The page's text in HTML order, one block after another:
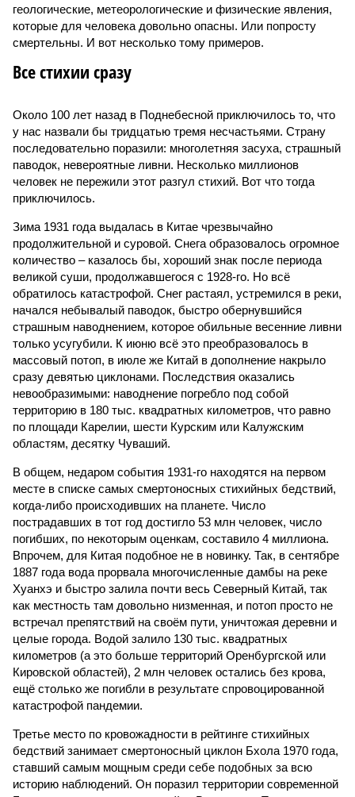
геологические, метеорологические и физические явления,
которые для человека довольно опасны. Или попросту
смертельны. И вот несколько тому примеров.
Все стихии сразу
Около 100 лет назад в Поднебесной приключилось то, что
у нас назвали бы тридцатью тремя несчастьями. Страну
последовательно поразили: многолетняя засуха, страшный
паводок, невероятные ливни. Несколько миллионов
человек не пережили этот разгул стихий. Вот что тогда
приключилось.
Зима 1931 года выдалась в Китае чрезвычайно
продолжительной и суровой. Снега образовалось огромное
количество – казалось бы, хороший знак после периода
великой суши, продолжавшегося с 1928-го. Но всё
обратилось катастрофой. Снег растаял, устремился в реки,
начался небывалый паводок, быстро обернувшийся
страшным наводнением, которое обильные весенние ливни
только усугубили. К июню всё это преобразовалось в
массовый потоп, в июле же Китай в дополнение накрыло
сразу девятью циклонами. Последствия оказались
невообразимыми: наводнение погребло под собой
территорию в 180 тыс. квадратных километров, что равно
по площади Карелии, шести Курским или Калужским
областям, десятку Чуваший.
В общем, недаром события 1931-го находятся на первом
месте в списке самых смертоносных стихийных бедствий,
когда-либо происходивших на планете. Число
пострадавших в тот год достигло 53 млн человек, число
погибших, по некоторым оценкам, составило 4 миллиона.
Впрочем, для Китая подобное не в новинку. Так, в сентябре
1887 года вода прорвала многочисленные дамбы на реке
Хуанхэ и быстро залила почти весь Северный Китай, так
как местность там довольно низменная, и потоп просто не
встречал препятствий на своём пути, уничтожая деревни и
целые города. Водой залило 130 тыс. квадратных
километров (а это больше территорий Оренбургской или
Кировской областей), 2 млн человек остались без крова,
ещё столько же погибли в результате спровоцированной
катастрофой пандемии.
Третье место по кровожадности в рейтинге стихийных
бедствий занимает смертоносный циклон Бхола 1970 года,
ставший самым мощным среди себе подобных за всю
историю наблюдений. Он поразил территории современной